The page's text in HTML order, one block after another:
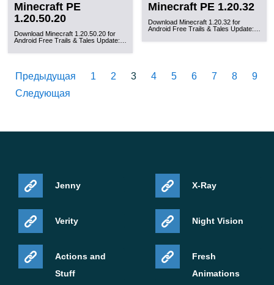
Minecraft PE
1.20.50.20
Download Minecraft 1.20.50.20 for
Android Free Trails & Tales Update:…
Minecraft PE 1.20.32
Download Minecraft 1.20.32 for
Android Free Trails & Tales Update:…
Предыдущая 1 2 3 4 5 6 7 8
9
Следующая
Jenny
Verity
Actions and
Stuff
X-Ray
Night Vision
Fresh
Animations